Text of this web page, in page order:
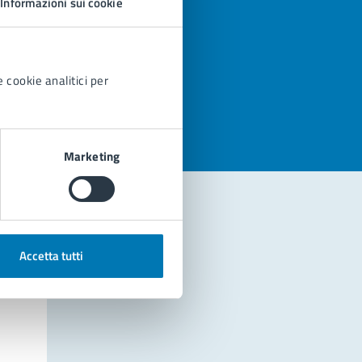
cookie analitici per
Marketing
Accetta tutti